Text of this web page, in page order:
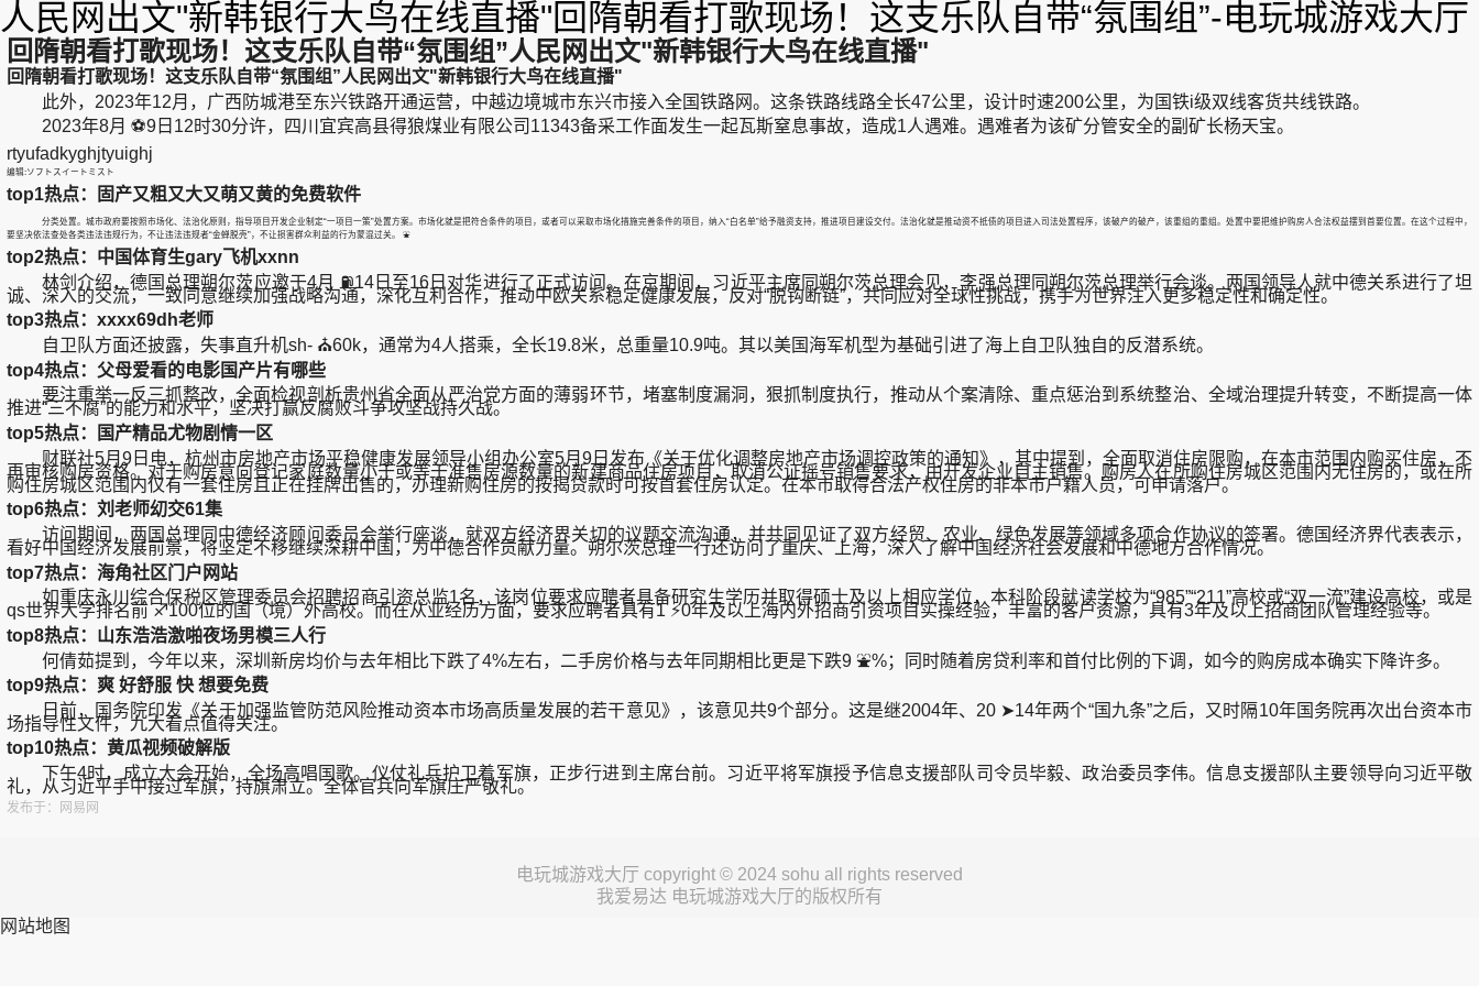
人民网出文"新韩银行大鸟在线直播"回隋朝看打歌现场！这支乐队自带“氛围组”-电玩城游戏大厅
回隋朝看打歌现场！这支乐队自带“氛围组”人民网出文"新韩银行大鸟在线直播"
回隋朝看打歌现场！这支乐队自带“氛围组”人民网出文"新韩银行大鸟在线直播"
此外，2023年12月，广西防城港至东兴铁路开通运营，中越边境城市东兴市接入全国铁路网。这条铁路线路全长47公里，设计时速200公里，为国铁i级双线客货共线铁路。
2023年8月 ⚽9日12时30分许，四川宜宾高县得狼煤业有限公司11343备采工作面发生一起瓦斯窒息事故，造成1人遇难。遇难者为该矿分管安全的副矿长杨天宝。
rtyufadkyghjtyuighj
编辑:ソフトスイートミスト
top1热点：固产又粗又大又萌又黄的免费软件
分类处置。城市政府要按照市场化、法治化原则，指导项目开发企业制定“一项目一策”处置方案。市场化就是把符合条件的项目，或者可以采取市场化措施完善条件的项目，纳入“白名单”给予融资支持，推进项目建设交付。法治化就是推动资不抵债的项目进入司法处置程序，该破产的破产，该重组的重组。处置中要把维护购房人合法权益摆到首要位置。在这个过程中，
要坚决依法查处各类违法违规行为，不让违法违规者“金蝉脱壳”，不让损害群众利益的行为蒙混过关。 ⛲
top2热点：中国体育生gary飞机xxnn
林剑介绍，德国总理朔尔茨应邀于4月 ⛽14日至16日对华进行了正式访问。在京期间，习近平主席同朔尔茨总理会见，李强总理同朔尔茨总理举行会谈。两国领导人就中德关系进行了坦
诚、深入的交流，一致同意继续加强战略沟通，深化互利合作，推动中欧关系稳定健康发展，反对“脱钩断链”，共同应对全球性挑战，携手为世界注入更多稳定性和确定性。
top3热点：xxxx69dh老师
自卫队方面还披露，失事直升机sh- ⛪60k，通常为4人搭乘，全长19.8米，总重量10.9吨。其以美国海军机型为基础引进了海上自卫队独自的反潜系统。
top4热点：父母爱看的电影国产片有哪些
要注重举一反三抓整改，全面检视剖析贵州省全面从严治党方面的薄弱环节，堵塞制度漏洞，狠抓制度执行，推动从个案清除、重点惩治到系统整治、全域治理提升转变，不断提高一体
推进“三不腐”的能力和水平，坚决打赢反腐败斗争攻坚战持久战。
top5热点：国产精品尤物剧情一区
财联社5月9日电，杭州市房地产市场平稳健康发展领导小组办公室5月9日发布《关于优化调整房地产市场调控政策的通知》，其中提到，全面取消住房限购，在本市范围内购买住房，不
再审核购房资格。对于购房意向登记家庭数量小于或等于准售房源数量的新建商品住房项目，取消公证摇号销售要求，由开发企业自主销售。购房人在所购住房城区范围内无住房的，或在所
购住房城区范围内仅有一套住房且正在挂牌出售的，办理新购住房的按揭贷款时可按首套住房认定。在本市取得合法产权住房的非本市户籍人员，可申请落户。
top6热点：刘老师㓜交61集
访问期间，两国总理同中德经济顾问委员会举行座谈，就双方经济界关切的议题交流沟通，并共同见证了双方经贸、农业、绿色发展等领域多项合作协议的签署。德国经济界代表表示，
看好中国经济发展前景，将坚定不移继续深耕中国，为中德合作贡献力量。朔尔茨总理一行还访问了重庆、上海，深入了解中国经济社会发展和中德地方合作情况。
top7热点：海角社区门户网站
如重庆永川综合保税区管理委员会招聘招商引资总监1名，该岗位要求应聘者具备研究生学历并取得硕士及以上相应学位，本科阶段就读学校为“985”“211”高校或“双一流”建设高校，或是
qs世界大学排名前 ♐100位的国（境）外高校。而在从业经历方面，要求应聘者具有1 ⚡0年及以上海内外招商引资项目实操经验，丰富的客户资源，具有3年及以上招商团队管理经验等。
top8热点：山东浩浩激啪夜场男模三人行
何倩茹提到，今年以来，深圳新房均价与去年相比下跌了4%左右，二手房价格与去年同期相比更是下跌9 ⛲%；同时随着房贷利率和首付比例的下调，如今的购房成本确实下降许多。
top9热点：爽 好舒服 快 想要免费
日前，国务院印发《关于加强监管防范风险推动资本市场高质量发展的若干意见》，该意见共9个部分。这是继2004年、20 ➤14年两个“国九条”之后，又时隔10年国务院再次出台资本市
场指导性文件，九大看点值得关注。
top10热点：黄瓜视频破解版
下午4时，成立大会开始，全场高唱国歌。仪仗礼兵护卫着军旗，正步行进到主席台前。习近平将军旗授予信息支援部队司令员毕毅、政治委员李伟。信息支援部队主要领导向习近平敬
礼，从习近平手中接过军旗，持旗肃立。全体官兵向军旗庄严敬礼。
发布于：网易网
电玩城游戏大厅 copyright © 2024 sohu all rights reserved
我爱易达 电玩城游戏大厅的版权所有
网站地图